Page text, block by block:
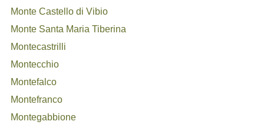
Monte Castello di Vibio
Monte Santa Maria Tiberina
Montecastrilli
Montecchio
Montefalco
Montefranco
Montegabbione